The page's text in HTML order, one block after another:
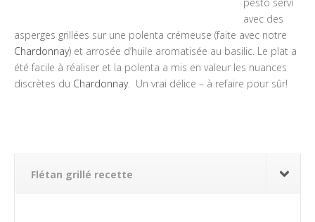
avec des
asperges grillées sur une polenta crémeuse (faite avec notre
Chardonnay) et arrosée d’huile aromatisée au basilic. Le plat a
été facile à réaliser et la polenta a mis en valeur les nuances
discrètes du Chardonnay. Un vrai délice – à refaire pour sûr!
Flétan grillé recette